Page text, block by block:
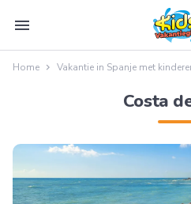
menu
Home Vakantie in Spanje met
Costa